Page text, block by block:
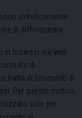
sinteticamente
di differenziare.
in browser sia web
di
tratta di Strumenti di
Per questo motivo,
solo per